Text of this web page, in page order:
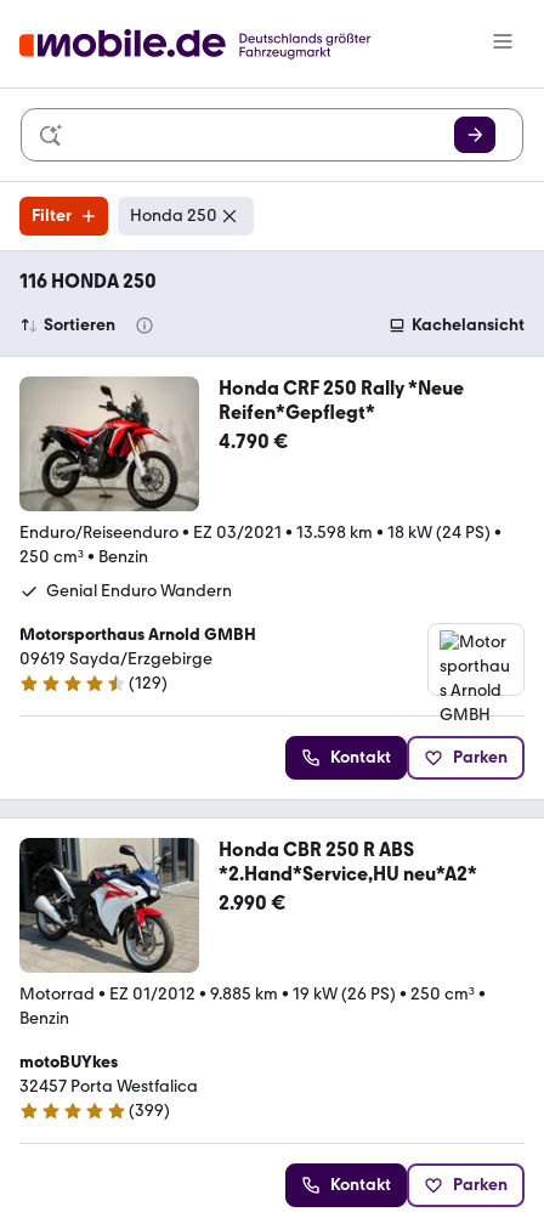
Filter Honda 250
116 HONDA 250
Sortieren Kachelansicht
Honda CRF 250 Rally *Neue
Reifen*Gepflegt*
4.790 €
Enduro/Reiseenduro• EZ 03/2021 • 13.598 km • 18 kW (24 PS) •
250 cm³• Benzin
Genial Enduro Wandern
Motorsporthaus Arnold GMBH
09619 Sayda/Erzgebirge
4.7 Sterne
(129)
Kontakt Parken
Honda CBR 250 R ABS
*2.Hand*Service,HU neu*A2*
2.990 €
Motorrad • EZ 01/2012 • 9.885 km • 19 kW (26 PS) • 250 cm³•
Benzin
motoBUYkes
32457 Porta Westfalica
4.8 Sterne
(399)
Kontakt Parken